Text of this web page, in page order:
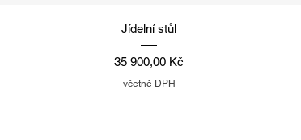
Rychlý náhled
Jídelní stůl
Cena
35 900,00 Kč
včetně DPH